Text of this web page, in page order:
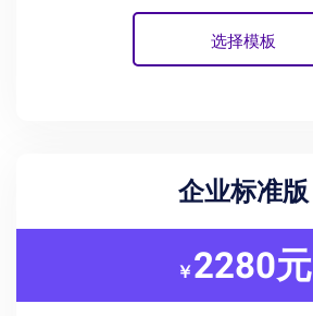
选择模板
企业标准版
￥2280元